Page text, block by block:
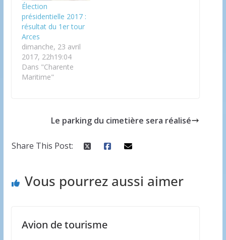
Élection
présidentielle 2017 :
résultat du 1er tour
Arces
dimanche, 23 avril
2017, 22h19:04
Dans "Charente
Maritime"
Le parking du cimetière sera réalisé
Share This Post:
Vous pourrez aussi aimer
Avion de tourisme